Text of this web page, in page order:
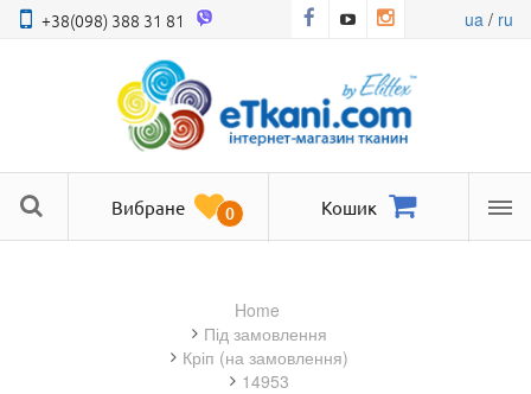
+38(098) 388 31 81 ua/ ru
Вибране 0 Кошик
Home
під замовлення
кріп (на замовлення)
14953